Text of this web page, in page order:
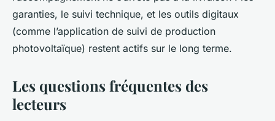
garanties, le suivi technique, et les outils digitaux
(comme l’application de suivi de production
photovoltaïque) restent actifs sur le long terme.
Les questions fréquentes des
lecteurs